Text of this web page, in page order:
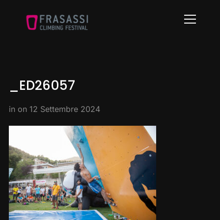
Info
_ED26057
in on 12 Settembre 2024